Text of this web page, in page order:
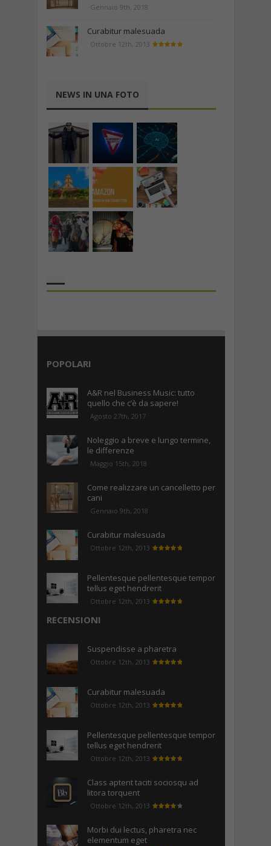
Gennaio 9th, 2018
Curabitur malesuada
Ottobre 12th, 2013
NEWS IN UNA FOTO
POPOLARI
A&R nel Business Music: tutto
quello che c’è da sapere!
Agosto 27th, 2017
Noleggio a breve e lungo termine,
le differenze
Maggio 15th, 2018
Come realizzare un cancelletto per
cani
Gennaio 9th, 2018
Curabitur malesuada
Ottobre 12th, 2013
Pellentesque pellentesque tempor
tellus eget hendrerit
Ottobre 12th, 2013
RECENSIONI
Suspendisse a pharetra
Ottobre 12th, 2013
Curabitur malesuada
Ottobre 12th, 2013
Pellentesque pellentesque tempor
tellus eget hendrerit
Ottobre 12th, 2013
Class aptent taciti sociosqu ad
litora torquent
Ottobre 12th, 2013
Morbi dui lectus, pharetra nec
elementum eget